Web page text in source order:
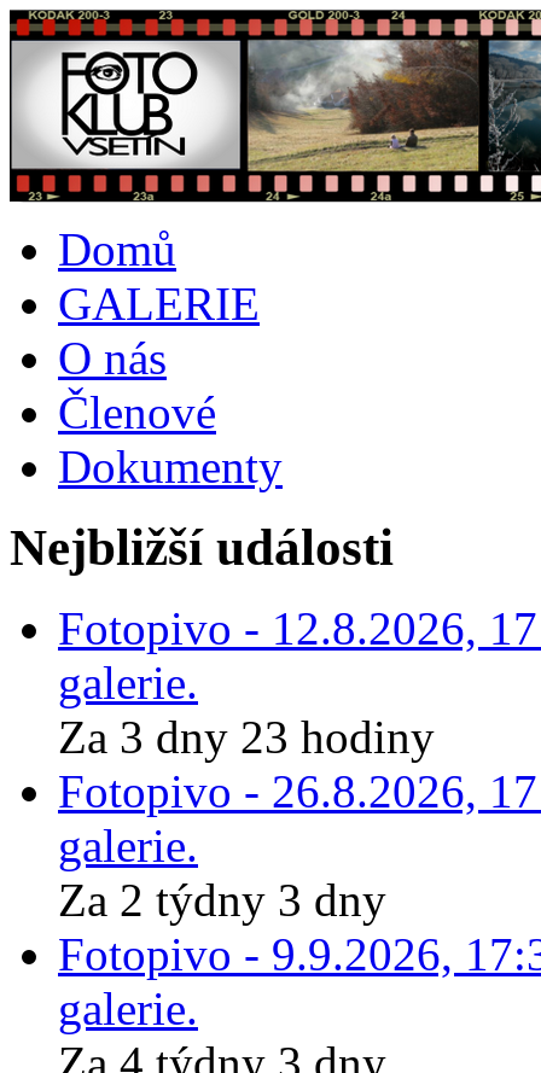
Domů
GALERIE
O nás
Členové
Dokumenty
Nejbližší události
Fotopivo - 12.8.2026,
galerie.
Za 3 dny 23 hodiny
Fotopivo - 26.8.2026,
galerie.
Za 2 týdny 3 dny
Fotopivo - 9.9.2026,
galerie.
Za 4 týdny 3 dny